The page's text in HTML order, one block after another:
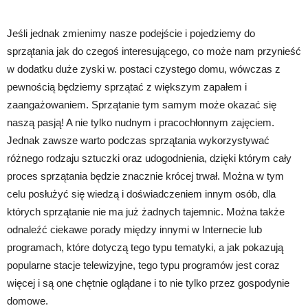
Jeśli jednak zmienimy nasze podejście i pojedziemy do
sprzątania jak do czegoś interesującego, co może nam przynieść
w dodatku duże zyski w. postaci czystego domu, wówczas z
pewnością będziemy sprzątać z większym zapałem i
zaangażowaniem. Sprzątanie tym samym może okazać się
naszą pasją! A nie tylko nudnym i pracochłonnym zajęciem.
Jednak zawsze warto podczas sprzątania wykorzystywać
różnego rodzaju sztuczki oraz udogodnienia, dzięki którym cały
proces sprzątania będzie znacznie krócej trwał. Można w tym
celu posłużyć się wiedzą i doświadczeniem innym osób, dla
których sprzątanie nie ma już żadnych tajemnic. Można także
odnaleźć ciekawe porady między innymi w Internecie lub
programach, które dotyczą tego typu tematyki, a jak pokazują
popularne stacje telewizyjne, tego typu programów jest coraz
więcej i są one chętnie oglądane i to nie tylko przez gospodynie
domowe.